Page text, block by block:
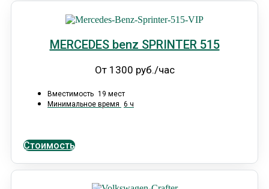
MERCEDES benz SPRINTER 515
От 1300 руб./час
Вместимость 19 мест
Минимальное время 6 ч
Стоимость